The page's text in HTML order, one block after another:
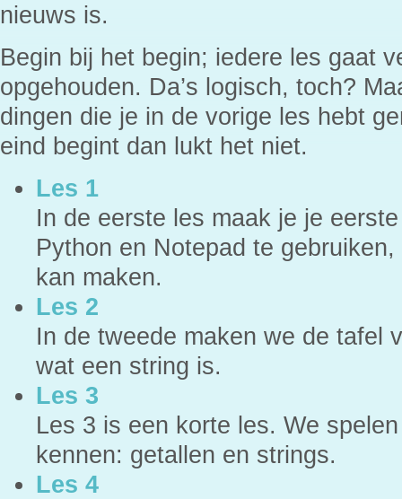
nieuws is.
Begin bij het begin; iedere les gaat
opgehouden. Da’s logisch, toch?
dingen die je in de vorige les hebt
eind begint dan lukt het niet.
Les 1
In de eerste les maak je je
Python en Notepad te
kan maken.
Les 2
In de tweede maken we de tafel
wat een string is.
Les 3
Les 3 is een korte les. We
kennen: getallen en strings.
Les 4